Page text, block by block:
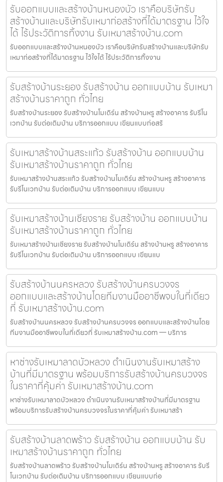
รับออกแบบและสร้างบ้านหนองบัว เราคือบริษัทรับ
สร้างบ้านและบริษัทรับเหมาก่อสร้างที่ได้มาตรฐาน ไว้ใจ
ได้ ไร้ประวัติการทิ้งงาน รับเหมาสร้างบ้าน.com
รับออกแบบและสร้างบ้านหนองบัว เราคือบริษัทรับสร้างบ้านและบริษัทรับ
เหมาก่อสร้างที่ได้มาตรฐาน ไว้ใจได้ ไร้ประวัติการทิ้งงาน
รับสร้างบ้านระยอง รับสร้างบ้าน ออกแบบบ้าน รับเหมา
สร้างบ้านราคาถูก ทั่วไทย
รับสร้างบ้านระยอง รับสร้างบ้านโมเดิร์น สร้างบ้านหรู สร้างอาคาร รับรีโน
เวทบ้าน รับต่อเติมบ้าน บริการออกแบบ เขียนแบบก่อสร้
รับเหมาสร้างบ้านสระแก้ว รับสร้างบ้าน ออกแบบบ้าน
รับเหมาสร้างบ้านราคาถูก ทั่วไทย
รับเหมาสร้างบ้านสระแก้ว รับสร้างบ้านโมเดิร์น สร้างบ้านหรู สร้างอาคาร
รับรีโนเวทบ้าน รับต่อเติมบ้าน บริการออกแบบ เขียนแบบ
รับเหมาสร้างบ้านเชียงราย รับสร้างบ้าน ออกแบบบ้าน
รับเหมาสร้างบ้านราคาถูก ทั่วไทย
รับเหมาสร้างบ้านเชียงราย รับสร้างบ้านโมเดิร์น สร้างบ้านหรู สร้างอาคาร
รับรีโนเวทบ้าน รับต่อเติมบ้าน บริการออกแบบ เขียนแบ
รับสร้างบ้านนครหลวง รับสร้างบ้านครบวงจร
ออกแบบและสร้างบ้านโดยทีมงานมืออาชีพจบในที่เดียว
ที่ รับเหมาสร้างบ้าน.com
รับสร้างบ้านนครหลวง รับสร้างบ้านครบวงจร ออกแบบและสร้างบ้านโดย
ทีมงานมืออาชีพจบในที่เดียวที่ รับเหมาสร้างบ้าน.com — บริการ
หาช่างรับเหมาลาดบัวหลวง ดำเนินงานรับเหมาสร้าง
บ้านที่มีมาตรฐาน พร้อมบริการรับสร้างบ้านครบวงจร
ในราคาที่คุ้มค่า รับเหมาสร้างบ้าน.com
หาช่างรับเหมาลาดบัวหลวง ดำเนินงานรับเหมาสร้างบ้านที่มีมาตรฐาน
พร้อมบริการรับสร้างบ้านครบวงจรในราคาที่คุ้มค่า รับเหมาสร้า
รับสร้างบ้านลาดพร้าว รับสร้างบ้าน ออกแบบบ้าน รับ
เหมาสร้างบ้านราคาถูก ทั่วไทย
รับสร้างบ้านลาดพร้าว รับสร้างบ้านโมเดิร์น สร้างบ้านหรู สร้างอาคาร รับรี
โนเวทบ้าน รับต่อเติมบ้าน บริการออกแบบ เขียนแบบก่อ